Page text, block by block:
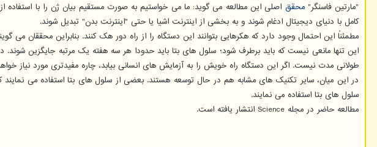
"مارتین فاسنگر"محقق اصلی این مطالعه می گوید: ما می خواستیم به صورت مستقیم بیان ژن را با استفاده
کامل با دنیای دیجیتال ادغام شوند و به بخشی از اینترنت اشیا یا حتی "اینترنت بدن" تبدیل شوند.
مطمئناً این احتمال وجود دارد که هکرهایی بتوانند این دستگاه را از راه دور هک کنند. بنابراین محققان می
این تنها مانعی نیست که باید برطرف شود؛ سلول های بتا باید حدودا هر سه هفته یک مرتبه جایگزین
طولانی مدت نیست. اگر این دستگاه راه خویش را به آزمایش های انسانی بیابد، چاره مفیدتری مورد نیاز
در این میان، سایر تکنیک های مشابه هم در حال توسعه هستند. بعضی از سلول های بتا استفاده می
سلول های بتا استفاده می نمایند.
مطالعه حاضر در مجله Science انتشار یافته است.